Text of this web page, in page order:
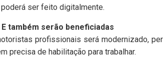
ser feito digitalmente.
também serão beneficiadas
profissionais será modernizado,
precisa de habilitação para trabalhar.